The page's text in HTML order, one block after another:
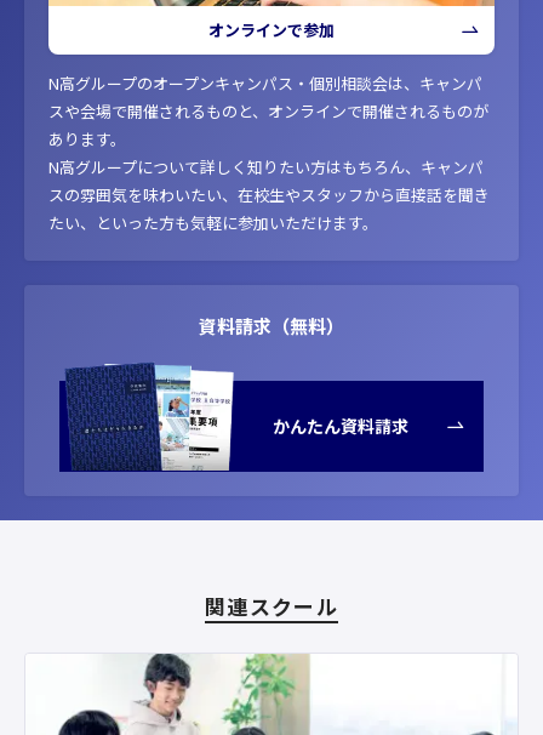
オンラインで参加
N高グループのオープンキャンパス・個別相談会は、キャンパ
スや会場で開催されるものと、オンラインで開催されるものが
あります。
N高グループについて詳しく知りたい方はもちろん、キャンパ
スの雰囲気を味わいたい、在校生やスタッフから直接話を聞き
たい、といった方も気軽に参加いただけます。
資料請求（無料）
かんたん資料請求
関連スクール